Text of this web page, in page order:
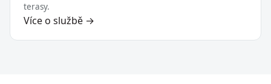
terasy.
Více o službě →